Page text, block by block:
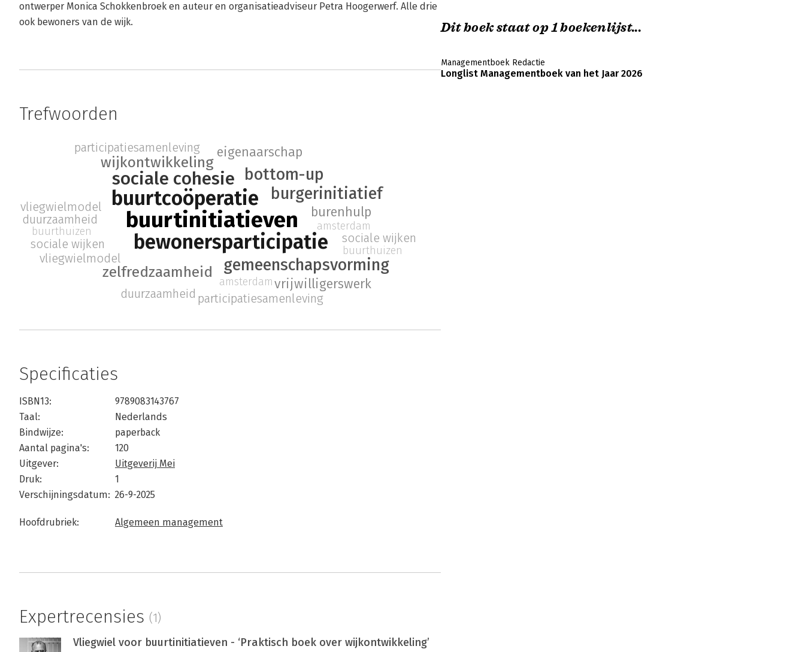
ontwerper Monica Schokkenbroek en auteur en organisatieadviseur Petra Hoogerwerf. Alle drie
ook bewoners van de wijk.
Trefwoorden
buurtinitiatieven
bewonersparticipatie
buurtcoöperatie
sociale cohesie
burgerinitiatief
gemeenschapsvorming
bottom-up
zelfredzaamheid
wijkontwikkeling
eigenaarschap
burenhulp
vrijwilligerswerk
participatiesamenleving
amsterdam
sociale wijken
buurthuizen
duurzaamheid
vliegwielmodel
participatiesamenleving
amsterdam
sociale wijken
buurthuizen
duurzaamheid
vliegwielmodel
Specificaties
ISBN13:
9789083143767
Taal:
Nederlands
Bindwijze:
paperback
Aantal pagina's:
120
Uitgever:
Uitgeverij Mei
Druk:
1
Verschijningsdatum: 26-9-2025
Hoofdrubriek: Algemeen management
Expertrecensies (1)
Vliegwiel voor buurtinitiatieven - ‘Praktisch boek over wijkontwikkeling’
Dit boek staat op 1 boekenlijst...
Managementboek Redactie
Longlist Managementboek van het Jaar 2026